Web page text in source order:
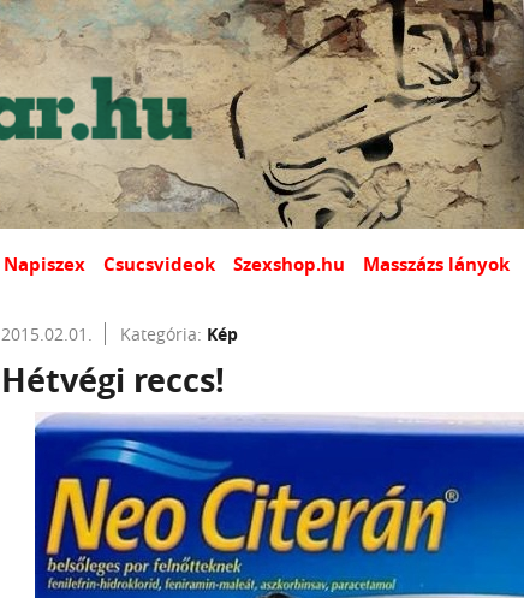
Napiszex Csucsvideok Szexshop.hu Masszázs lányok
2015.02.01. Kategória: Kép
Hétvégi reccs!